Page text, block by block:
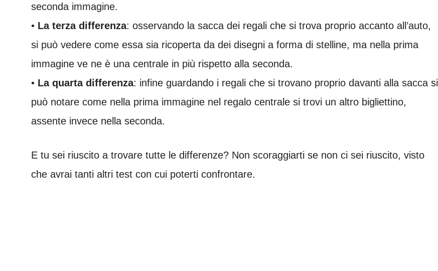
seconda immagine.
• La terza differenza: osservando la sacca dei regali che si trova proprio accanto all’auto,
si può vedere come essa sia ricoperta da dei disegni a forma di stelline, ma nella prima
immagine ve ne è una centrale in più rispetto alla seconda.
• La quarta differenza: infine guardando i regali che si trovano proprio davanti alla sacca si
può notare come nella prima immagine nel regalo centrale si trovi un altro bigliettino,
assente invece nella seconda.
E tu sei riuscito a trovare tutte le differenze? Non scoraggiarti se non ci sei riuscito, visto
che avrai tanti altri test con cui poterti confrontare.